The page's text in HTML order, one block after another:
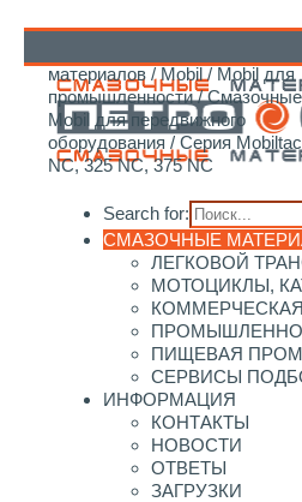
Search for:
СМАЗОЧНЫЕ
ЛЕГКОВОЙ
МОТОЦИКЛЫ,
ПИЩЕВАЯ
СЕРВИСЫ
ИНФОРМАЦИЯ
КОНТАКТЫ
НОВОСТИ
ОТВЕТЫ
ЗАГРУЗКИ
материалов/Mobil/ Mobil для
промышленности/
Mobil для передвижного
оборудования / Серия
NC, 325 NC, 375 NC